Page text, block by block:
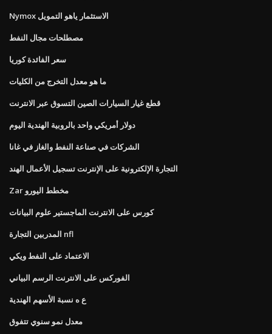
Nymox الاستثمار ياهو التمويل
مصطلحات مجال النفط
سعر الفائدة كوريا
ما هو معدل التخرج من الكليات
قطع غيار السيارات الصين التسوق عبر الانترنت
دولار أمريكي واحد بالروبية الهندية اليوم
الشركات في صناعة النفط والغاز في غانا
التجارة الإلكترونية على الإنترنت تسجيل الأعمال الهند
Zar مخطط اليورو
كورس على الانترنت الماجستير علوم البيانات
المدربين التجارة nfl
الاعتماد على النفط ويكي
الفوركس على الانترنت الرسم البياني
ع ه نسبة الأسهم الهندية
معدل نمو سنوي تتفوق